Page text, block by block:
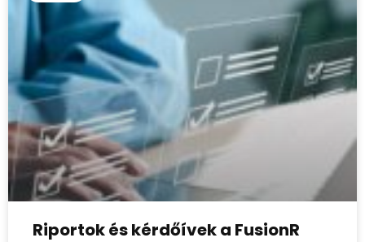
Riportok és kérdőívek a FusionR